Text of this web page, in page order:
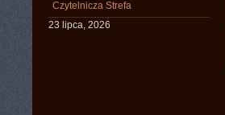
Czytelnicza Strefa
23 lipca, 2026